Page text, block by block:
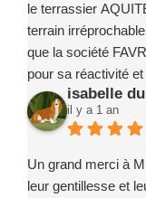
le terrassier
terrain
que la société
pour sa réactivité
Ce projet a été un
des intervenants
Je recommande
Marc ROBIN
souhaitant
isabelle
il y a 1 an
Un grand merci à
leur gentillesse et